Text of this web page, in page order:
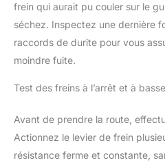
frein qui aurait pu couler sur le
séchez. Inspectez une dernière
raccords de durite pour vous
moindre fuite.
Test des freins à l’arrêt et à
Avant de prendre la route,
Actionnez le levier de frein
résistance ferme et constante,